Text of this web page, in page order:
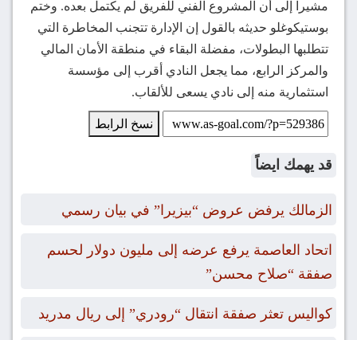
مشيراً إلى أن المشروع الفني للفريق لم يكتمل بعده. وختم
بوستيكوغلو حديثه بالقول إن الإدارة تتجنب المخاطرة التي
تتطلبها البطولات، مفضلة البقاء في منطقة الأمان المالي
والمركز الرابع، مما يجعل النادي أقرب إلى مؤسسة
استثمارية منه إلى نادي يسعى للألقاب.
نسخ الرابط
قد يهمك ايضاً
الزمالك يرفض عروض “بيزيرا” في بيان رسمي
اتحاد العاصمة يرفع عرضه إلى مليون دولار لحسم
صفقة “صلاح محسن”
كواليس تعثر صفقة انتقال “رودري” إلى ريال مدريد